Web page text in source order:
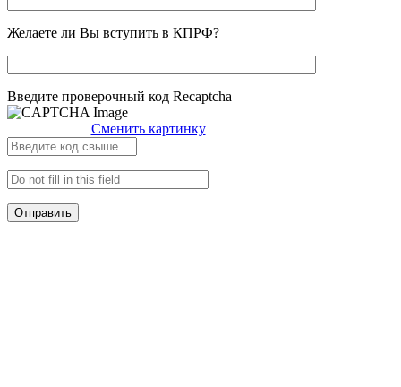
Желаете ли Вы вступить в КПРФ?
Введите проверочный код Recaptcha
Сменить картинку